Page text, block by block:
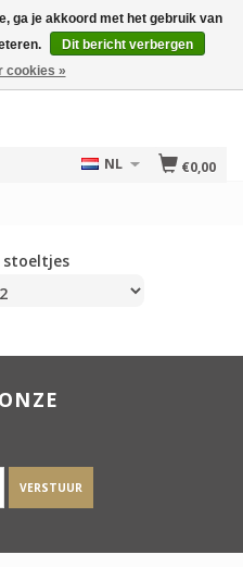
€0,00
NL
stoeltjes
VERSTUUR
ga je akkoord met het gebruik van
Dit bericht verbergen
cookies »